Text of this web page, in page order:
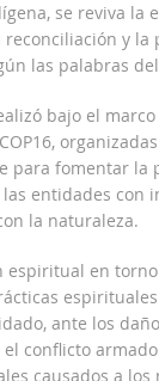
se reviva la
reconciliación y la
las palabras
bajo el
para fomentar la
entidades con
la naturaleza.
espiritual en
ante los
conflicto
causados a los